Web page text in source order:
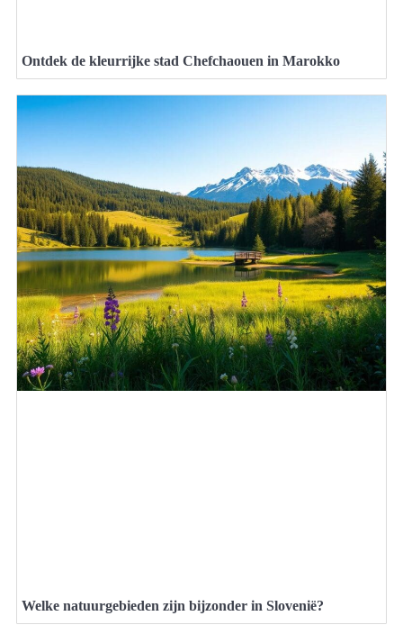
Ontdek de kleurrijke stad Chefchaouen in Marokko
Welke natuurgebieden zijn bijzonder in Slovenië?